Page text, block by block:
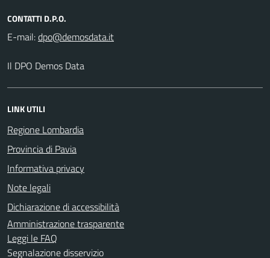
CONTATTI D.P.O.
E-mail:
Il DPO Demos Data
LINK UTILI
Regione Lombardia
Provincia di Pavia
Informativa privacy
Note legali
Dichiarazione di accessibilità
Amministrazione trasparente
Leggi le FAQ
Segnalazione disservizio